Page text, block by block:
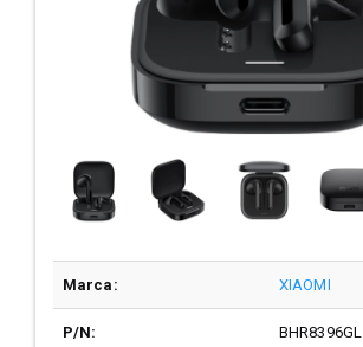
Marca: XIAOMI
P/N: BHR8396GL